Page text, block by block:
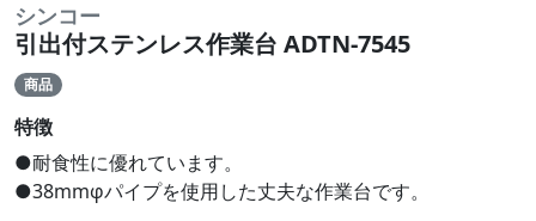
シンコー
引出付ステンレス作業台 ADTN-7545
商品
特徴
●耐食性に優れています。
●38mmφパイプを使用した丈夫な作業台です。